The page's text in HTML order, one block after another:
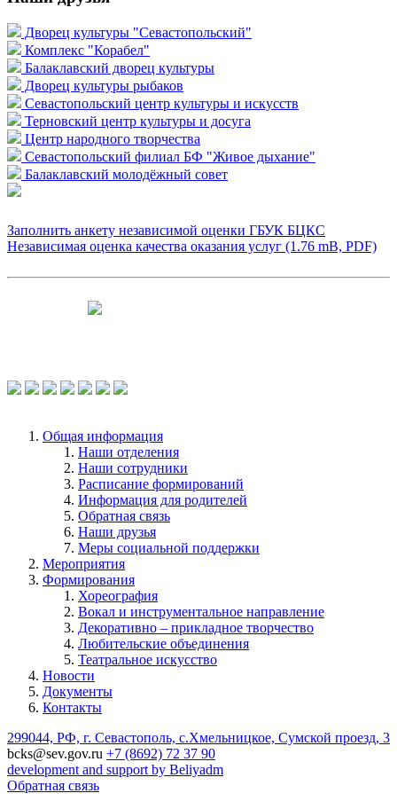
Дворец культуры "Севастопольский"
Комплекс "Корабел"
Балаклавский дворец культуры
Дворец культуры рыбаков
Севастопольский центр культуры и искусств
Терновский центр культуры и досуга
Центр народного творчества
Севастопольский филиал БФ "Живое дыхание"
Балаклавский молодёжный совет
Заполнить анкету независимой оценки ГБУК БЦКС
Независимая оценка качества оказания услуг (1.76 mB, PDF)
Общая информация
Наши отделения
Наши сотрудники
Расписание формирований
Информация для родителей
Обратная связь
Наши друзья
Меры социальной поддержки
Мероприятия
Формирования
Хореография
Вокал и инструментальное направление
Декоративно – прикладное творчество
Любительские объединения
Театральное искусство
Новости
Документы
Контакты
299044, РФ, г. Севастополь, с.Хмельницкое, Сумской проезд, 3
bcks@sev.gov.ru +7 (8692) 72 37 90
development and support by Beliyadm
Обратная связь